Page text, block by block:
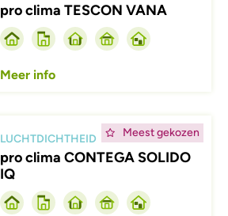
pro clima TESCON VANA
Meer info
Meest gekozen
LUCHTDICHTHEID
pro clima CONTEGA SOLIDO
IQ